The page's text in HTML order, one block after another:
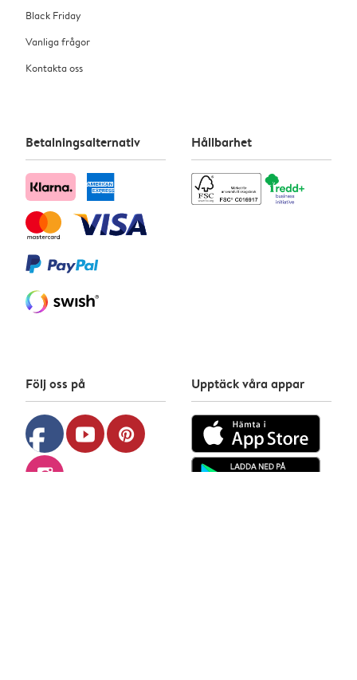
Black Friday
Vanliga frågor
Kontakta oss
Betalningsalternativ Hållbarhet
Följ oss på
facebook youtube pinterest
instagram
Upptäck våra appar